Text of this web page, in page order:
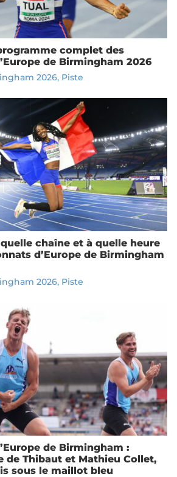
complet des
de Birmingham 2026
2026, Piste
chaîne et à quelle heure
d’Europe de Birmingham
2026, Piste
de Birmingham :
de Thibaut et Mathieu Collet,
sous le maillot bleu